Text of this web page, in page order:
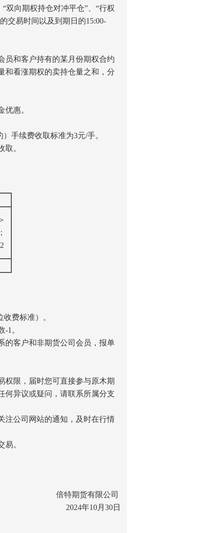
双向期权持仓对冲平仓”、“行权
交易时间以及到期日的15:00-
员和客户持有的某月份期权合约
和看涨期权的卖持仓量之和，分
惠。
手续费收取标准为3元/手。
。
费标准）。
1。
的客户和非期货公司会员，报单
限，届时您可直接参与原木期
何异议或疑问，请联系所属分支
注公司网站的通知，及时在行情
。
倍特期货有限公司
2024年10月30日